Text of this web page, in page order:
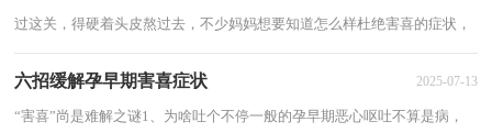
过这关，得硬着头皮熬过去，不少妈妈想要知道怎么样杜绝害喜的症状，
六招缓解孕早期害喜症状 2025-07-13
“害喜”尚是难解之谜1、为啥吐个不停一般的孕早期恶心呕吐不算是病，